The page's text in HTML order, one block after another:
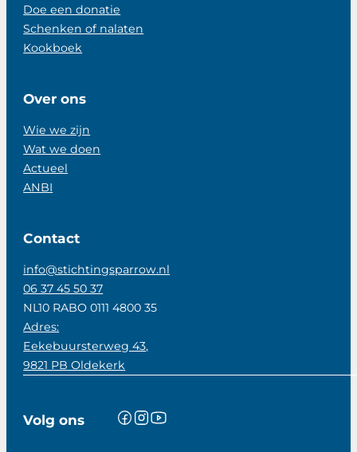
Doe een donatie
Schenken of nalaten
Kookboek
Over ons
Wie we zijn
Wat we doen
Actueel
ANBI
Contact
info@stichtingsparrow.nl
06 37 45 50 37
NL10 RABO 0111 4800 35
Adres:
Eekebuursterweg 43,
9821 PB Oldekerk
Volg ons